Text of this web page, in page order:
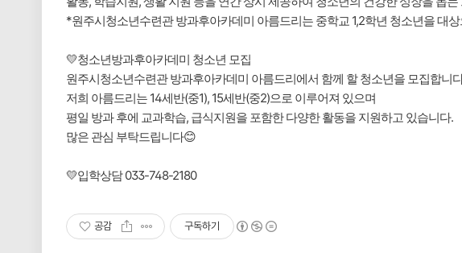
*원주시청소년수련관 방과후아카데미 아름드리는 중학교 1,2학년 청소년을 대
💛청소년방과후아카데미 청소년 모집
원주시청소년수련관 방과후아카데미 아름드리에서 함께 할 청소년을 모집합니
저희 아름드리는 14세반(중1), 15세반(중2)으로 이루어져 있으며
평일 방과 후에 교과학습, 급식지원을 포함한 다양한 활동을 지원하고 있습니다.
많은 관심 부탁드립니다😊
💛입학상담 033-748-2180
공감 구독하기